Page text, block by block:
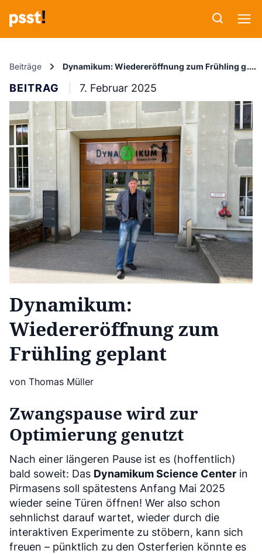
Beiträge Dynamikum: Wiedereröffnung zum Frühling
BEITRAG 7. Februar 2025
Dynamikum:
Wiedereröffnung zum
Frühling geplant
von Thomas Müller
Zwangspause wird zur
Optimierung genutzt
Nach einer längeren Pause ist es (hoffentlich)
bald soweit: Das Dynamikum Science Center in
Pirmasens soll spätestens Anfang Mai 2025
wieder seine Türen öffnen! Wer also schon
sehnlichst darauf wartet, wieder durch die
interaktiven Experimente zu stöbern, kann sich
freuen – pünktlich zu den Osterferien könnte es